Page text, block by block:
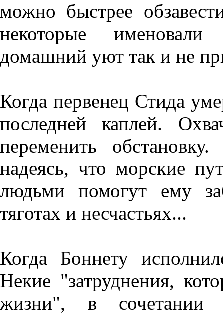
можно быстрее
некоторые именовали
домашний уют так и не
Когда первенец Стида
последней каплей.
переменить
надеясь, что морские
людьми помогут ему
тяготах и несчастьях...
Когда Боннету
Некие "затруднения,
жизни", в сочетании